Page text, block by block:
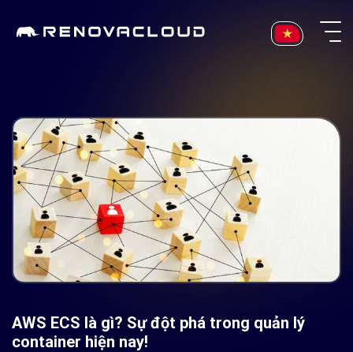
AWS ECS là gì? Sự đột phá trong quản lý
container hiện nay!